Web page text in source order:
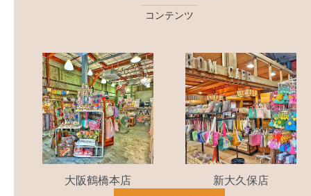
コンテンツ
大阪鶴橋本店 新大久保店